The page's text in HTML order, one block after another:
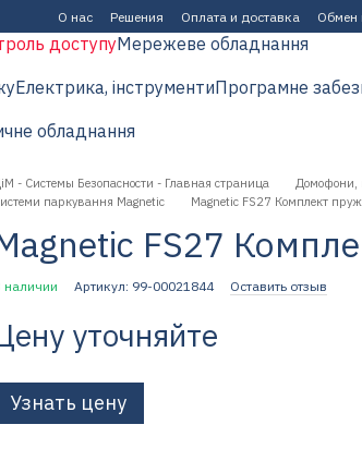
О нас Решения Оплата и доставка Обмен
доступуМережеве обладнання
Електрика, інструментиПрограмне
обладнання
- Системы Безопасности - Главная страница Домофони,
паркування Magnetic
Magnetic FS27 Комплект
FS27
наличии Артикул: 99-00021844 Оставить отзыв
уточняйте
Узнать цену